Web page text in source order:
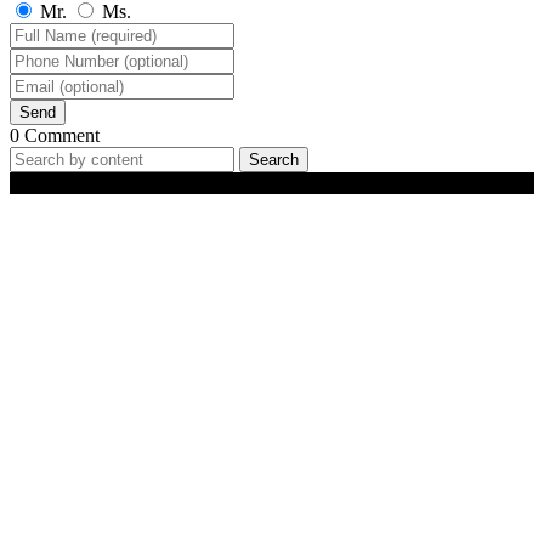
Mr. Ms.
Send
0 Comment
Search